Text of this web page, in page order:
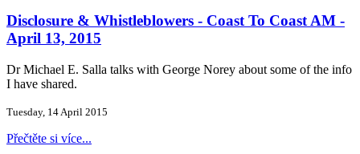
Disclosure & Whistleblowers - Coast To Coast AM -
April 13, 2015
Dr Michael E. Salla talks with George Norey about some of the info
I have shared.
Tuesday, 14 April 2015
Přečtěte si více...